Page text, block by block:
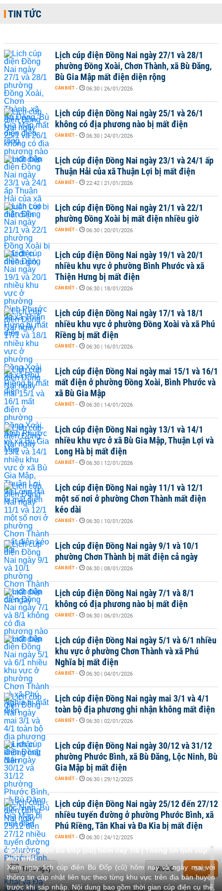
TIN TỨC
Lịch cúp điện Đồng Nai ngày 27/1 và 28/1
phường Đồng Xoài, Chơn Thành, xã Bù Đăng,
Bù Gia Mập mất điện diện rộng
CẦN BIẾT - 06:30 | 26/01/2026
Lịch cúp điện Đồng Nai ngày 25/1 và 26/1
không có địa phương nào bị mất điện
CẦN BIẾT - 06:30 | 24/01/2026
Lịch cúp điện Đồng Nai ngày 23/1 và 24/1 ấp
Thuận Hải của xã Thuận Lợi bị mất điện
CẦN BIẾT - 22:42 | 21/01/2026
Lịch cúp điện Đồng Nai ngày 21/1 và 22/1
phường Đồng Xoài bị mất điện nhiều giờ
CẦN BIẾT - 06:30 | 20/01/2026
Lịch cúp điện Đồng Nai ngày 19/1 và 20/1
nhiều khu vực ở phường Bình Phước và xã
Thiện Hưng bị mất điện
CẦN BIẾT - 06:30 | 18/01/2026
Lịch cúp điện Đồng Nai ngày 17/1 và 18/1
nhiều khu vực ở phường Đồng Xoài và xã Phú
Riềng bị mất điện
CẦN BIẾT - 06:30 | 16/01/2026
Lịch cúp điện Đồng Nai ngày mai 15/1 và 16/1
mất điện ở phường Đồng Xoài, Bình Phước và
xã Bù Gia Mập
CẦN BIẾT - 06:30 | 14/01/2026
Lịch cúp điện Đồng Nai ngày 13/1 và 14/1
nhiều khu vực ở xã Bù Gia Mập, Thuận Lợi và
Long Hà bị mất điện
CẦN BIẾT - 06:30 | 12/01/2026
Lịch cúp điện Đồng Nai ngày 11/1 và 12/1
một số nơi ở phường Chơn Thành mất điện
kéo dài
CẦN BIẾT - 06:30 | 10/01/2026
Lịch cúp điện Đồng Nai ngày 9/1 và 10/1
phường Chơn Thành bị mất điện cả ngày
CẦN BIẾT - 06:30 | 08/01/2026
Lịch cúp điện Đồng Nai ngày 7/1 và 8/1
không có địa phương nào bị mất điện
CẦN BIẾT - 06:30 | 06/01/2026
Lịch cúp điện Đồng Nai ngày 5/1 và 6/1 nhiều
khu vực ở phường Chơn Thành và xã Phú
Nghĩa bị mất điện
CẦN BIẾT - 06:30 | 04/01/2026
Lịch cúp điện Đồng Nai ngày mai 3/1 và 4/1
toàn bộ địa phương ghi nhận không mất điện
CẦN BIẾT - 06:30 | 02/01/2026
Lịch cúp điện Đồng Nai ngày 30/12 và 31/12
phường Phước Bình, xã Bù Đăng, Lộc Ninh, Bù
Gia Mập bị mất điện
CẦN BIẾT - 06:30 | 29/12/2025
Lịch cúp điện Đồng Nai ngày 25/12 đến 27/12
nhiều tuyến đường ở phường Phước Bình, xã
Phú Riềng, Tân Khai và Đa Kia bị mất điện
CẦN BIẾT - 06:30 | 24/12/2025
Theo ngày TRƯỚC SAU
Lịch cúp điện Bù Đốp (cũ) hôm nay 7/8 | Thông tin lịch cúp
mới nhất
Xem ngay lịch cúp điện Bù Đốp (cũ) hôm nay và ngày mai với
thông tin cập nhật liên tục theo từng khu vực trên địa bàn huyện
trước khi sáp nhập. Nội dung bao gồm thời gian cúp điện cụ thể,